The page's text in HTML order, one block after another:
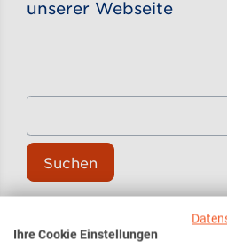
unserer Webseite
Suchen
Ihre Cookie Einstellungen